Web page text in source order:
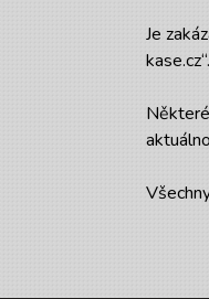
Je
kase.cz“.